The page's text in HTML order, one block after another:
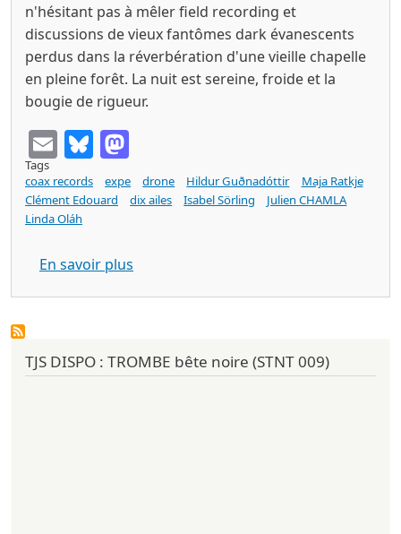
n'hésitant pas à mêler field recording et
discussions de vieux fantômes dark évanescents
perdus dans la réverbération d'une vieille chapelle
en pleine forêt. La nuit est sereine, froide et la
bougie de rigueur.
EmailBluesky
Tags
coax records
expe drone Hildur Guðnadóttir
Maja Ratkje
Clément Edouard
dix ailes Isabel Sörling
Julien CHAMLA
Linda Oláh
En savoir plus
TJS DISPO : TROMBE bête noire (STNT 009)